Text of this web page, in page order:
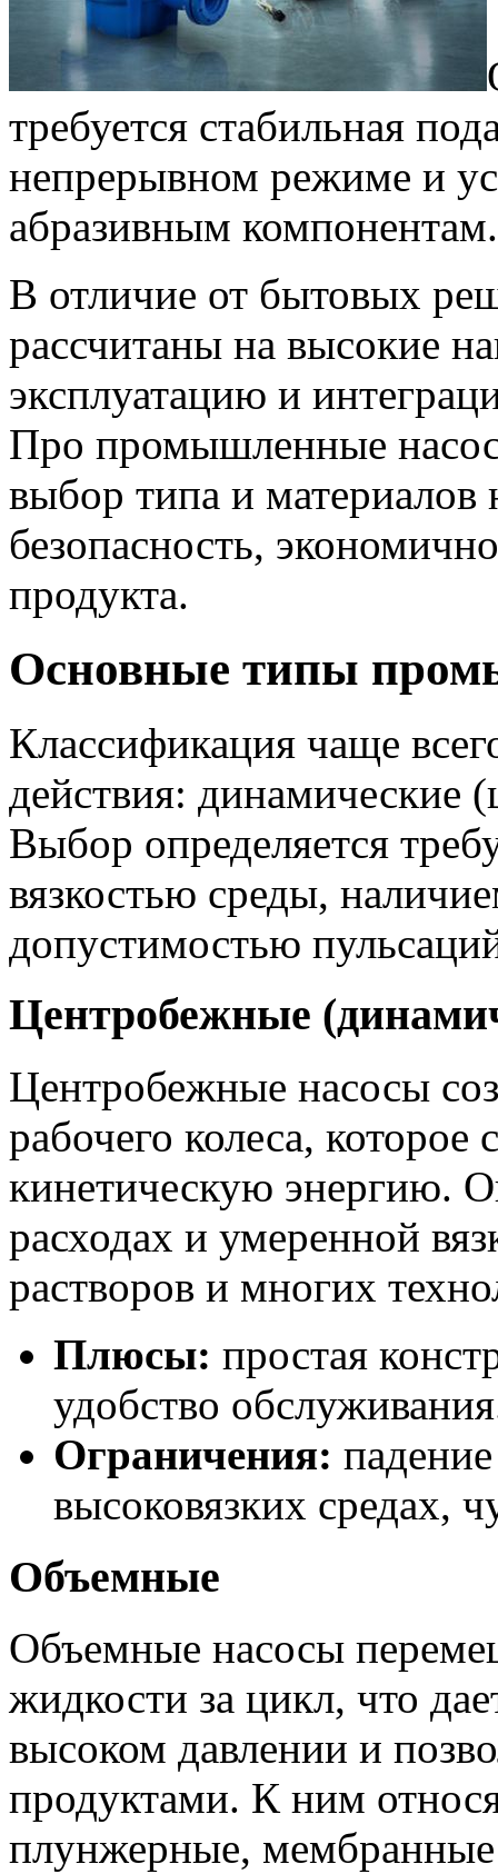
требуется стабильная
непрерывном режиме и
абразивным компонентам.
В отличие от бытовых
рассчитаны на высокие
эксплуатацию и
Про промышленные
выбор типа и материалов
безопасность,
продукта.
Основные типы
Классификация чаще
действия: динамические
Выбор определяется
вязкостью среды,
допустимостью
Центробежные
Центробежные насосы
рабочего колеса,
кинетическую энергию.
расходах и умеренной
растворов и многих
Плюсы: простая
удобство
Ограничения:
высоковязких средах,
Объемные
Объемные насосы
жидкости за цикл, что
высоком давлении и
продуктами. К ним
плунжерные, мембранные